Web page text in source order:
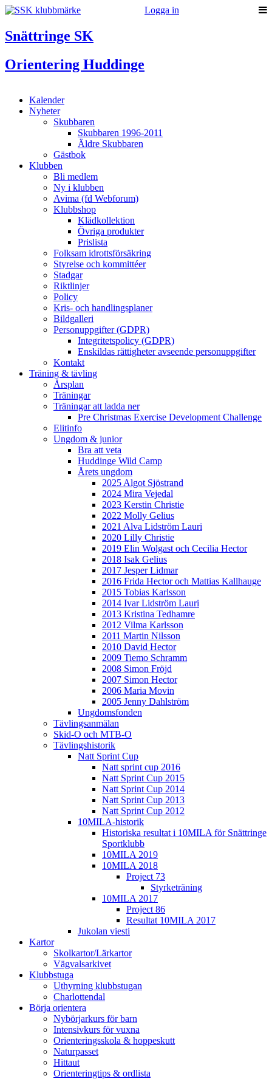
Logga in
Snättringe SK
Orientering Huddinge
Kalender
Nyheter
Skubbaren
Skubbaren 1996-2011
Äldre Skubbaren
Gästbok
Klubben
Bli medlem
Ny i klubben
Avima (fd Webforum)
Klubbshop
Klädkollektion
Övriga produkter
Prislista
Folksam idrottsförsäkring
Styrelse och kommittéer
Stadgar
Riktlinjer
Policy
Kris- och handlingsplaner
Bildgalleri
Personuppgifter (GDPR)
Integritetspolicy (GDPR)
Enskildas rättigheter avseende personuppgifter
Kontakt
Träning & tävling
Årsplan
Träningar
Träningar att ladda ner
Pre Christmas Exercise Development Challenge
Elitinfo
Ungdom & junior
Bra att veta
Huddinge Wild Camp
Årets ungdom
2025 Algot Sjöstrand
2024 Mira Vejedal
2023 Kerstin Christie
2022 Molly Gelius
2021 Alva Lidström Lauri
2020 Lilly Christie
2019 Elin Wolgast och Cecilia Hector
2018 Isak Gelius
2017 Jesper Lidmar
2016 Frida Hector och Mattias Kallhauge
2015 Tobias Karlsson
2014 Ivar Lidström Lauri
2013 Kristina Tedhamre
2012 Vilma Karlsson
2011 Martin Nilsson
2010 David Hector
2009 Tiemo Schramm
2008 Simon Fröjd
2007 Simon Hector
2006 Maria Movin
2005 Jenny Dahlström
Ungdomsfonden
Tävlingsanmälan
Skid-O och MTB-O
Tävlingshistorik
Natt Sprint Cup
Natt sprint cup 2016
Natt Sprint Cup 2015
Natt Sprint Cup 2014
Natt Sprint Cup 2013
Natt Sprint Cup 2012
10MILA-historik
Historiska resultat i 10MILA för Snättringe
Sportklubb
10MILA 2019
10MILA 2018
Project 73
Styrketräning
10MILA 2017
Project 86
Resultat 10MILA 2017
Jukolan viesti
Kartor
Skolkartor/Lärkartor
Vägvalsarkivet
Klubbstuga
Uthyrning klubbstugan
Charlottendal
Börja orientera
Nybörjarkurs för barn
Intensivkurs för vuxna
Orienteringsskola & hoppeskutt
Naturpasset
Hittaut
Orienteringtips & ordlista